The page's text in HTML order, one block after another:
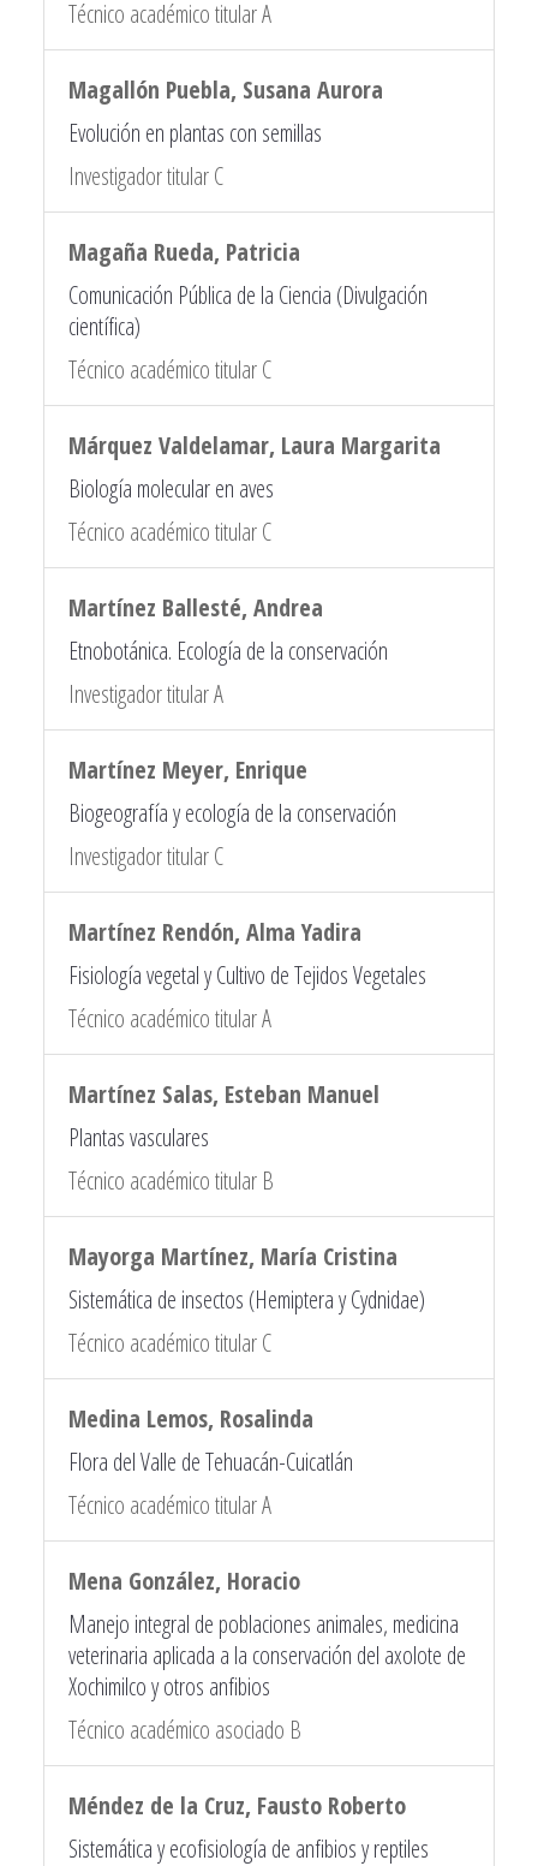
Técnico académico titular A
Magallón Puebla, Susana Aurora
Evolución en plantas con semillas
Investigador titular C
Magaña Rueda, Patricia
Comunicación Pública de la Ciencia (Divulgación
científica)
Técnico académico titular C
Márquez Valdelamar, Laura Margarita
Biología molecular en aves
Técnico académico titular C
Martínez Ballesté, Andrea
Etnobotánica. Ecología de la conservación
Investigador titular A
Martínez Meyer, Enrique
Biogeografía y ecología de la conservación
Investigador titular C
Martínez Rendón, Alma Yadira
Fisiología vegetal y Cultivo de Tejidos Vegetales
Técnico académico titular A
Martínez Salas, Esteban Manuel
Plantas vasculares
Técnico académico titular B
Mayorga Martínez, María Cristina
Sistemática de insectos (Hemiptera y Cydnidae)
Técnico académico titular C
Medina Lemos, Rosalinda
Flora del Valle de Tehuacán-Cuicatlán
Técnico académico titular A
Mena González, Horacio
Manejo integral de poblaciones animales, medicina
veterinaria aplicada a la conservación del axolote de
Xochimilco y otros anfibios
Técnico académico asociado B
Méndez de la Cruz, Fausto Roberto
Sistemática y ecofisiología de anfibios y reptiles